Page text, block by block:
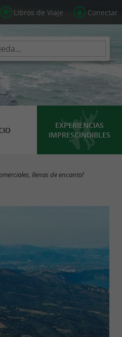
Libros de Viaje Conectar
EXPERIENCIAS
IMPRESCINDIBLES
llenas de encanto!